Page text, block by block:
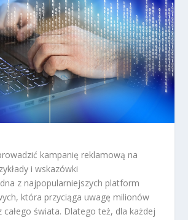
kampanię reklamową na
i wskazówki
z najpopularniejszych platform
która przyciąga uwagę milionów
świata. Dlatego też, dla każdej